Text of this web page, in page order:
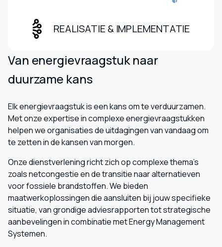
REALISATIE & IMPLEMENTATIE
Van energievraagstuk naar
duurzame kans
Elk energievraagstuk is een kans om te verduurzamen.
Met onze expertise in complexe energievraagstukken
helpen we organisaties de uitdagingen van vandaag om
te zetten in de kansen van morgen.
Onze dienstverlening richt zich op complexe thema’s
zoals netcongestie en de transitie naar alternatieven
voor fossiele brandstoffen. We bieden
maatwerkoplossingen die aansluiten bij jouw specifieke
situatie, van grondige adviesrapporten tot strategische
aanbevelingen in combinatie met Energy Management
Systemen.